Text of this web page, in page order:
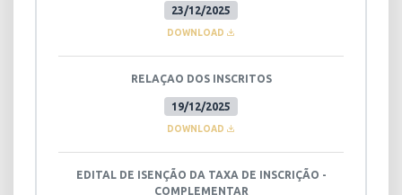
23/12/2025
DOWNLOAD
19/12/2025
RELAÇAO DOS INSCRITOS
DOWNLOAD
EDITAL DE ISENÇÃO DA TAXA DE INSCRIÇÃO -
COMPLEMENTAR